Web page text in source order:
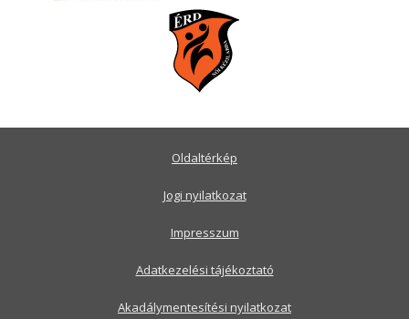
Oldaltérkép
Jogi nyilatkozat
Impresszum
Adatkezelési tájékoztató
Akadálymentesítési nyilatkozat